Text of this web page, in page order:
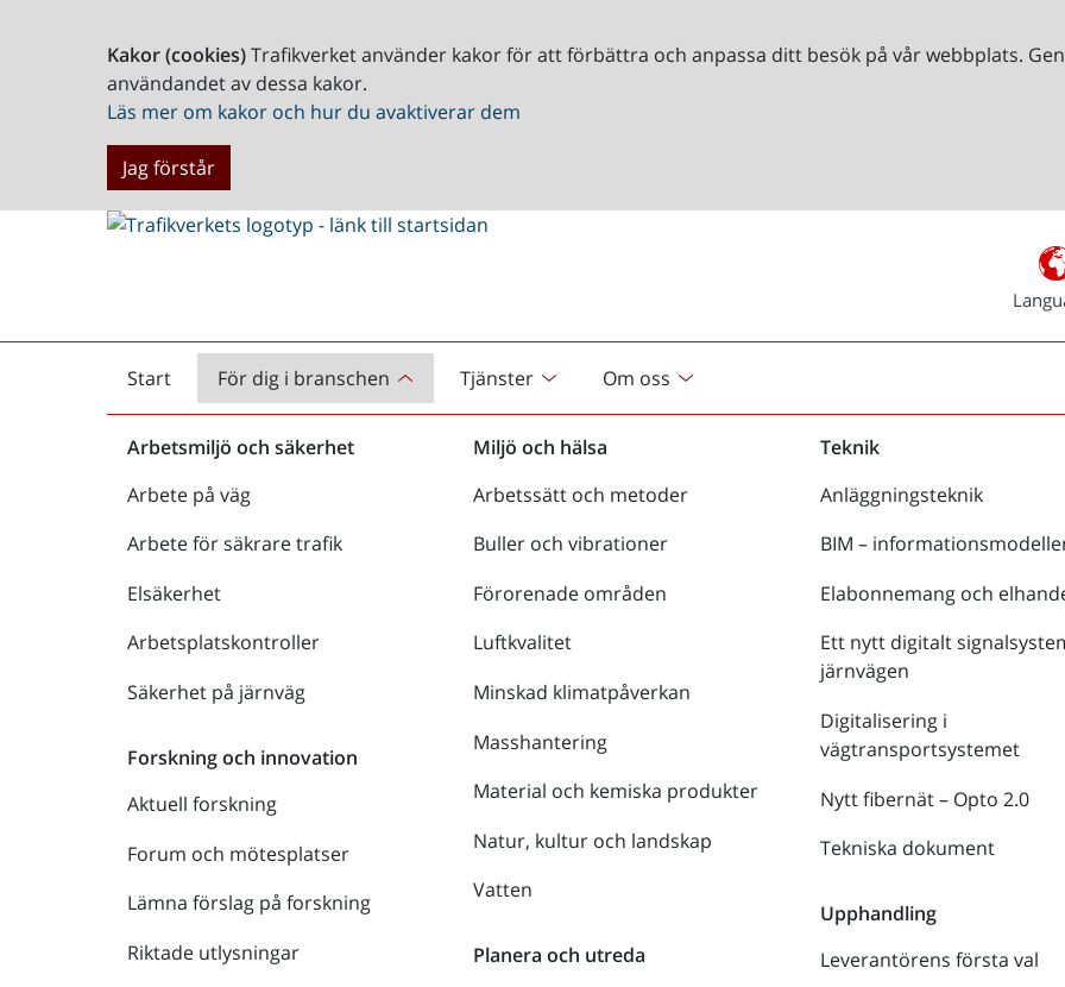
Kakor (cookies)Trafikverket använder kakor för att förbättra och anpassa ditt besök på vår webbplats.
användandet av dessa kakor.
Läs mer om kakor och hur du avaktiverar dem
Jag förstår
Start
Startsida För dig i branschen Tjänster Om oss
Arbetsmiljö och säkerhet
Arbete på väg
Arbete för säkrare trafik
Elsäkerhet
Arbetsplatskontroller
Säkerhet på järnväg
Forskning och innovation
Aktuell forskning
Forum och mötesplatser
Lämna förslag på forskning
Riktade utlysningar
Miljö och hälsa
Arbetssätt och metoder
Buller och vibrationer
Förorenade områden
Luftkvalitet
Minskad klimatpåverkan
Masshantering
Material och kemiska produkter
Natur, kultur och landskap
Vatten
Planera och utreda
Teknik
Anläggningsteknik
BIM –
Elabonnemang och
Ett nytt digitalt
järnvägen
Digitalisering i
vägtransportsystemet
Nytt fibernät – Opto 2.0
Tekniska dokument
Upphandling
Leverantörens första val